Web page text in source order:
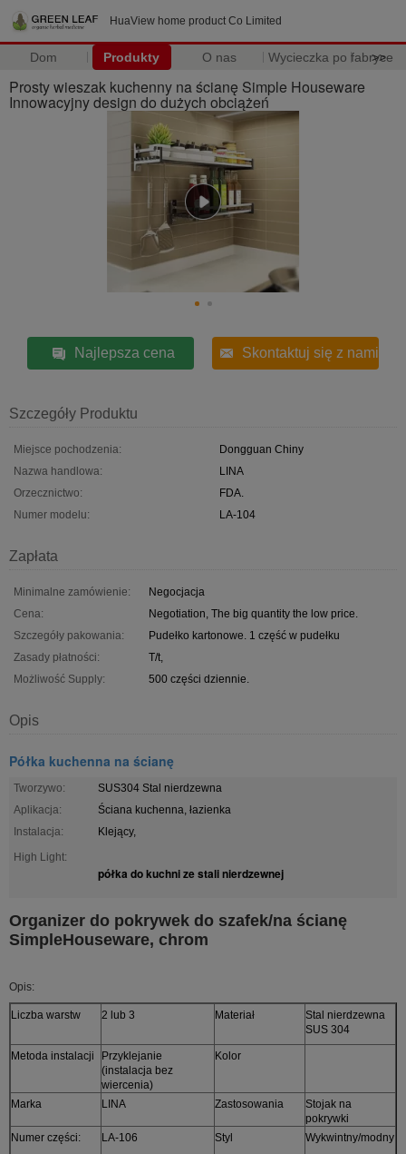
HuaView home product Co Limited
Dom Produkty O nas Wycieczka po fabryce
>>
Prosty wieszak kuchenny na ścianę Simple Houseware
Innowacyjny design do dużych obciążeń
Najlepsza cena Skontaktuj się z nami
Szczegóły Produktu
Miejsce pochodzenia:
Dongguan Chiny
Nazwa handlowa:
LINA
Orzecznictwo:
FDA.
Numer modelu:
LA-104
Zapłata
Minimalne zamówienie:
Negocjacja
Cena:
Negotiation, The big quantity the low price.
Szczegóły pakowania:
Pudełko kartonowe. 1 część w pudełku
Zasady płatności:
T/t,
Możliwość Supply:
500 części dziennie.
Opis
Półka kuchenna na ścianę
Tworzywo:
SUS304 Stal nierdzewna
Aplikacja:
Ściana kuchenna, łazienka
Instalacja:
Klejący,
High Light:
półka do kuchni ze stali nierdzewnej
Organizer do pokrywek do szafek/na ścianę
SimpleHouseware, chrom
Opis:
Liczba warstw 2 lub 3 Materiał
Stal nierdzewna
SUS 304
Metoda instalacji
Przyklejanie
(instalacja bez
wiercenia)
Kolor
Marka LINA Zastosowania
Stojak na
pokrywki
Numer części:
LA-106 Styl Wykwintny/modny